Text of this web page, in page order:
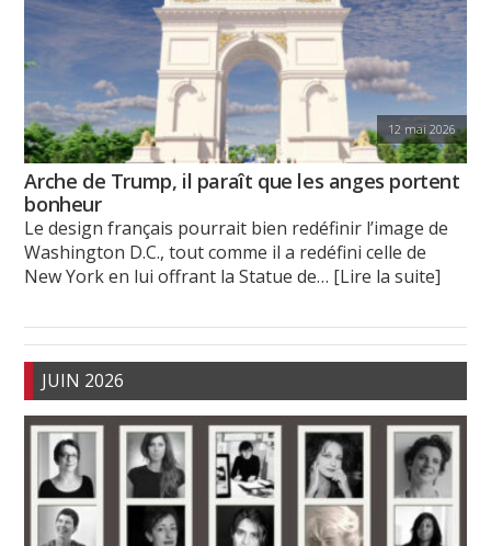
12 mai 2026
Arche de Trump, il paraît que les anges portent
bonheur
Le design français pourrait bien redéfinir l’image de
Washington D.C., tout comme il a redéfini celle de
New York en lui offrant la Statue de… [Lire la suite]
JUIN 2026